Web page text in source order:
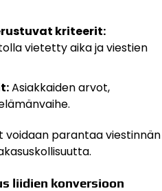
kriteerit:
vietetty aika ja viestien
Asiakkaiden arvot,
parantaa viestinnän
liidien konversioon